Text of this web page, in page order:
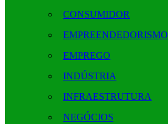
CONSUMIDOR
EMPREENDEDORISMO
EMPREGO
INDÚSTRIA
INFRAESTRUTURA
NEGÓCIOS